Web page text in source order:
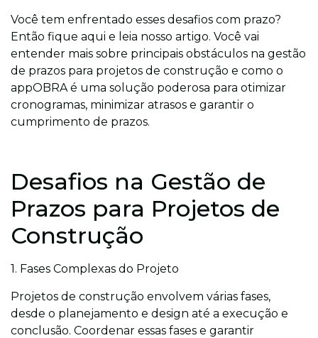
Você tem enfrentado esses desafios com prazo?
Então fique aqui e leia nosso artigo. Você vai
entender mais sobre principais obstáculos na gestão
de prazos para projetos de construção e como o
appOBRA é uma solução poderosa para otimizar
cronogramas, minimizar atrasos e garantir o
cumprimento de prazos.
Desafios na Gestão de
Prazos para Projetos de
Construção
1. Fases Complexas do Projeto
Projetos de construção envolvem várias fases,
desde o planejamento e design até a execução e
conclusão. Coordenar essas fases e garantir